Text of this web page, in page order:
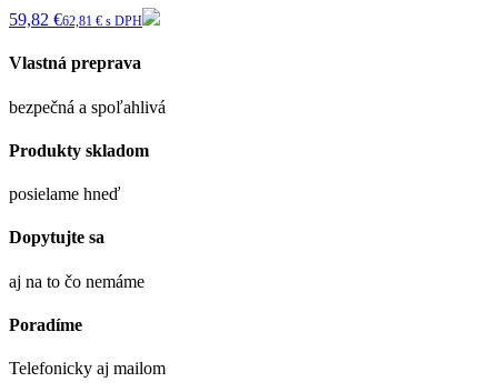
59,82 €62,81 € s DPH
Vlastná preprava
bezpečná a spoľahlivá
Produkty skladom
posielame hneď
Dopytujte sa
aj na to čo nemáme
Poradíme
Telefonicky aj mailom